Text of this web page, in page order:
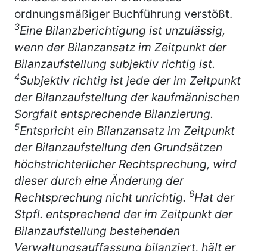
ordnungsmäßiger Buchführung verstößt.
3Eine Bilanzberichtigung ist unzulässig,
wenn der Bilanzansatz im Zeitpunkt der
Bilanzaufstellung subjektiv richtig ist.
4Subjektiv richtig ist jede der im Zeitpunkt
der Bilanzaufstellung der kaufmännischen
Sorgfalt entsprechende Bilanzierung.
5Entspricht ein Bilanzansatz im Zeitpunkt
der Bilanzaufstellung den Grundsätzen
höchstrichterlicher Rechtsprechung, wird
dieser durch eine Änderung der
Rechtsprechung nicht unrichtig. 6Hat der
Stpfl. entsprechend der im Zeitpunkt der
Bilanzaufstellung bestehenden
Verwaltungsauffassung bilanziert, hält er